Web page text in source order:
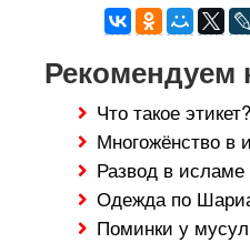
Рекомендуем
Что такое этикет?
Многожёнство в
Развод в исламе
Одежда по
Поминки у